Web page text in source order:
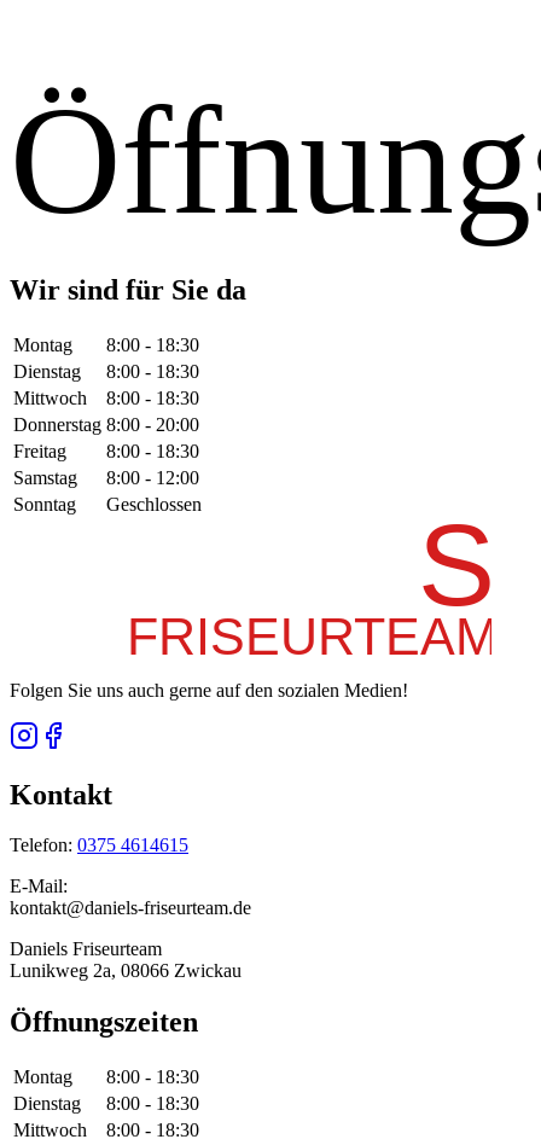
Wir sind für Sie da
Montag
8:00 - 18:30
Dienstag
8:00 - 18:30
Mittwoch
8:00 - 18:30
Donnerstag 8:00 - 20:00
Freitag
8:00 - 18:30
Samstag
8:00 - 12:00
Sonntag
Geschlossen
Folgen Sie uns auch gerne auf den sozialen Medien!
Kontakt
Telefon: 0375 4614615
E-Mail:
kontakt
daniels-friseurteam.de
Daniels Friseurteam
Lunikweg 2a, 08066 Zwickau
Öffnungszeiten
Montag
8:00 - 18:30
Dienstag
8:00 - 18:30
Mittwoch
8:00 - 18:30